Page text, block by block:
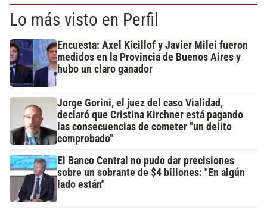
Lo más visto en Perfil
Encuesta: Axel Kicillof y Javier Milei fueron
medidos en la Provincia de Buenos Aires y
hubo un claro ganador
Jorge Gorini, el juez del caso Vialidad,
declaró que Cristina Kirchner está pagando
las consecuencias de cometer "un delito
comprobado"
El Banco Central no pudo dar precisiones
sobre un sobrante de $4 billones: "En algún
lado están"